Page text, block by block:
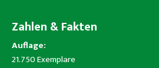
Zahlen & Fakten
Auflage:
21.750 Exemplare